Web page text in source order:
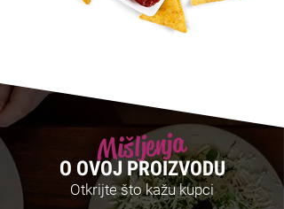
Mišljenja
O OVOJ PROIZVODU
Otkrijte što kažu kupci